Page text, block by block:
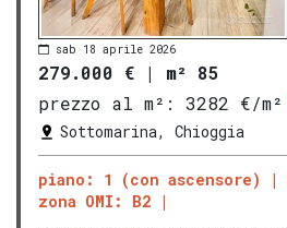
sab 18 aprile 2026
279.000 € | m² 85
prezzo al m²:
3282 €/m²
Sottomarina, Chioggia
piano: 1 (con ascensore)
zona OMI: B2